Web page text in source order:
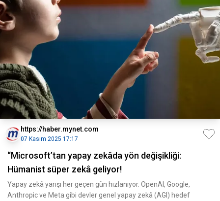
https://haber.mynet.com
07 Kasım 2025 17:17
“Microsoft’tan yapay zekâda yön değişikliği:
Hümanist süper zekâ geliyor!
Yapay zekâ yarışı her geçen gün hızlanıyor. OpenAI, Google,
Anthropic ve Meta gibi devler genel yapay zekâ (AGI) hedef